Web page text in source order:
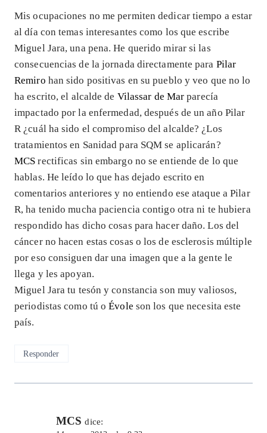
Mis ocupaciones no me permiten dedicar tiempo a estar
al día con temas interesantes como los que escribe
Miguel Jara, una pena. He querido mirar si las
consecuencias de la jornada directamente para Pilar
Remiro han sido positivas en su pueblo y veo que no lo
ha escrito, el alcalde de Vilassar de Mar parecía
impactado por la enfermedad, después de un año Pilar
R ¿cuál ha sido el compromiso del alcalde? ¿Los
tratamientos en Sanidad para SQM se aplicarán?
MCSrectificas sin embargo no se entiende de lo que
hablas. He leído lo que has dejado escrito en
comentarios anteriores y no entiendo ese ataque a Pilar
R, ha tenido mucha paciencia contigo otra ni te hubiera
respondido has dicho cosas para hacer daño. Los del
cáncer no hacen estas cosas o los de esclerosis múltiple
por eso consiguen dar una imagen que a la gente le
llega y les apoyan.
Miguel Jara tu tesón y constancia son muy valiosos,
periodistas como tú oÉvole son los que necesita este
país.
Responder
MCS dice: